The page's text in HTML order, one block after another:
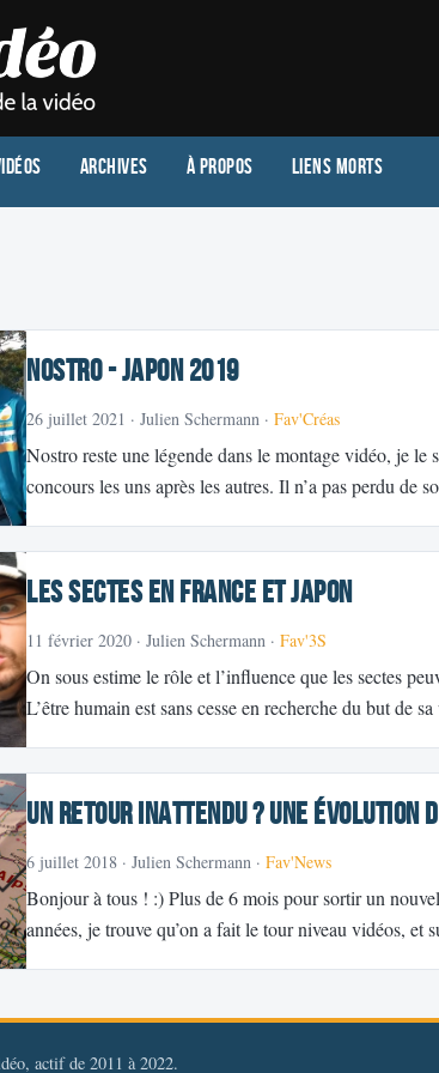
Archives À propos Liens morts
Nostro - Japon 2019
26 juillet 2021 · Julien Schermann · Fav'Créas
Nostro reste une légende dans le montage vidéo, je
concours les uns après les autres. Il n’a pas perdu de
Les sectes en France et Japon
11 février 2020 · Julien Schermann · Fav'3S
On sous estime le rôle et l’influence que les sectes
L’être humain est sans cesse en recherche du but de
Un retour inattendu ? une évolution
6 juillet 2018 · Julien Schermann · Fav'News
Bonjour à tous ! :) Plus de 6 mois pour sortir un
années, je trouve qu’on a fait le tour niveau vidéos, et
actif de 2011 à 2022.